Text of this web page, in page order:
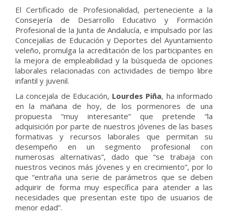
El Certificado de Profesionalidad, perteneciente a la
Consejería de Desarrollo Educativo y Formación
Profesional de la Junta de Andalucía, e impulsado por las
Concejalías de Educación y Deportes del Ayuntamiento
veleño, promulga la acreditación de los participantes en
la mejora de empleabilidad y la búsqueda de opciones
laborales relacionadas con actividades de tiempo libre
infantil y juvenil.
La concejala de Educación, Lourdes Piña, ha informado
en la mañana de hoy, de los pormenores de una
propuesta “muy interesante” que pretende “la
adquisición por parte de nuestros jóvenes de las bases
formativas y recursos laborales que permitan su
desempeño en un segmento profesional con
numerosas alternativas”, dado que “se trabaja con
nuestros vecinos más jóvenes y en crecimiento”, por lo
que “entraña una serie de parámetros que se deben
adquirir de forma muy específica para atender a las
necesidades que presentan este tipo de usuarios de
menor edad”.